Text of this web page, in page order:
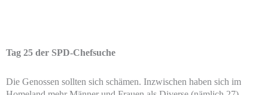
Tag 25 der SPD-Chefsuche
Die Genossen sollten sich schämen. Inzwischen haben sich im